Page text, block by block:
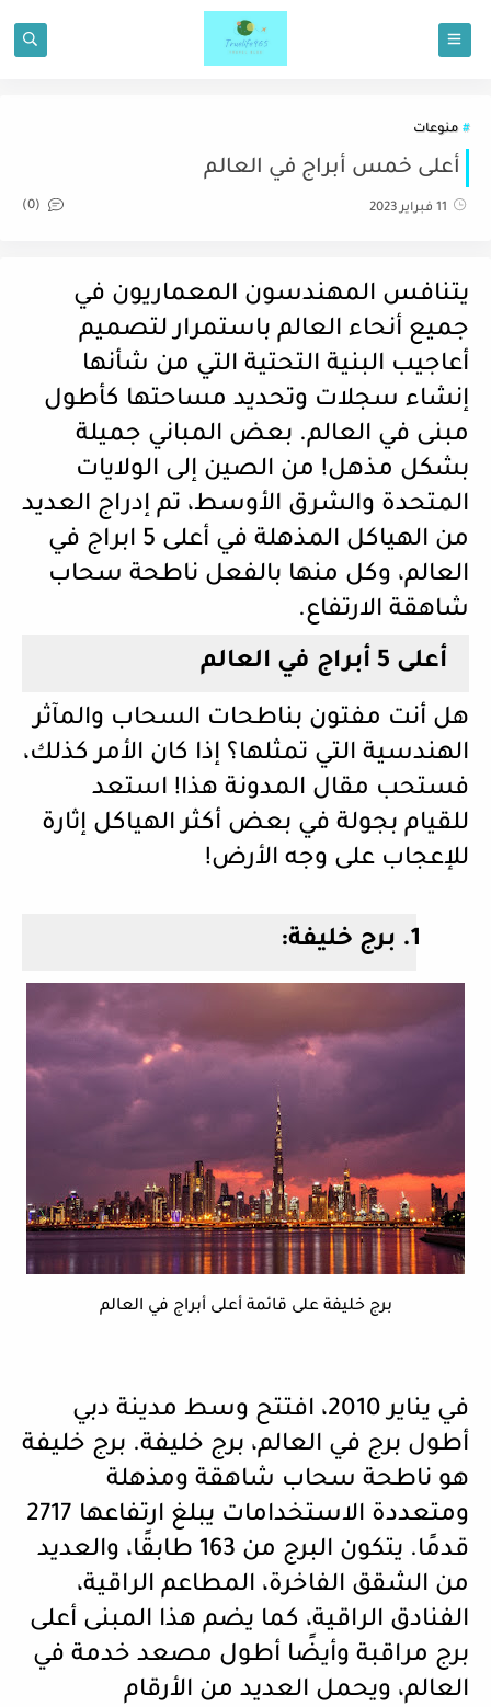
منوعات
أعلى خمس أبراج في العالم
11 فبراير 2023 (0)
يتنافس المهندسون المعماريون في
جميع أنحاء العالم باستمرار لتصميم
أعاجيب البنية التحتية التي من شأنها
إنشاء سجلات وتحديد مساحتها كأطول
مبنى في العالم. بعض المباني جميلة
بشكل مذهل! من الصين إلى الولايات
المتحدة والشرق الأوسط، تم إدراج العديد
من الهياكل المذهلة في أعلى 5 ابراج في
العالم، وكل منها بالفعل ناطحة سحاب
شاهقة الارتفاع.
أعلى 5 أبراج في العالم
هل أنت مفتون بناطحات السحاب والمآثر
الهندسية التي تمثلها؟ إذا كان الأمر كذلك،
فستحب مقال المدونة هذا! استعد
للقيام بجولة في بعض أكثر الهياكل إثارة
للإعجاب على وجه الأرض!
1. برج خليفة:
برج خليفة على قائمة أعلى أبراج في العالم
في يناير 2010، افتتح وسط مدينة دبي
أطول برج في العالم، برج خليفة. برج خليفة
هو ناطحة سحاب شاهقة ومذهلة
ومتعددة الاستخدامات يبلغ ارتفاعها 2717
قدمًا.
يتكون البرج من 163 طابقًا، والعديد
من الشقق الفاخرة، المطاعم الراقية،
الفنادق الراقية، كما يضم هذا المبنى أعلى
برج مراقبة وأيضًا أطول مصعد خدمة في
العالم، ويحمل العديد من الأرقام